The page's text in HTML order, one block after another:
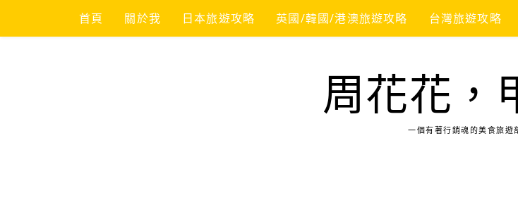
content
首頁 關於我 日本旅遊攻略 英國/韓國/港澳旅遊攻略 台灣旅遊攻略
周花花，
一個有著行銷魂的美食旅遊